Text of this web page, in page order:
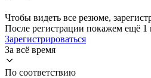
Чтобы видеть все резюме,
После регистрации покажем ещё 1
Зарегистрироваться
За всё время
По соответствию